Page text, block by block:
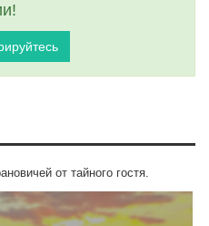
от тайного гостя.